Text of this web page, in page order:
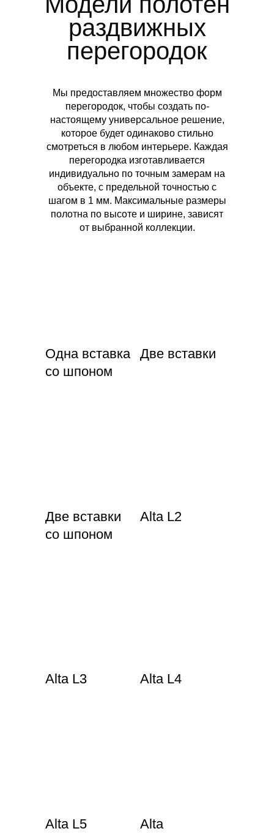
раздвижных
перегородок
Мы предоставляем множество форм
перегородок, чтобы создать по-
настоящему универсальное решение,
которое будет одинаково стильно
смотреться в любом интерьере. Каждая
перегородка изготавливается
индивидуально по точным замерам на
объекте, с предельной точностью с
шагом в 1 мм. Максимальные размеры
полотна по высоте и ширине, зависят
от выбранной коллекции.
Одна вставка
со шпоном
Две вставки
Две вставки
со шпоном
Alta L2
Alta L3 Alta L4
Alta L5 Alta